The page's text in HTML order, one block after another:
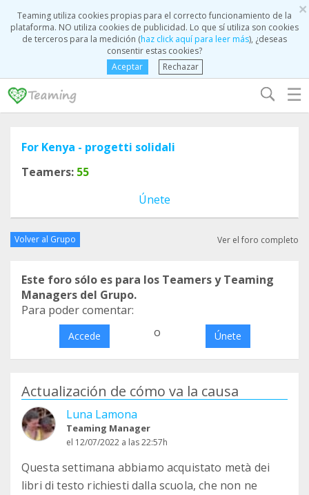
×
Teaming utiliza cookies propias para el correcto funcionamiento de la
plataforma. NO utiliza cookies de publicidad. Lo que sí utiliza son cookies
de terceros para la medición (haz click aquí para leer más), ¿deseas
consentir estas cookies?
Aceptar
Rechazar
☰
For Kenya - progetti solidali
Teamers: 55
Únete
Volver al Grupo Ver el foro completo
Este foro sólo es para los Teamers y Teaming
Managers del Grupo.
Para poder comentar:
Accede o Únete
Actualización de cómo va la causa
Luna Lamona
Teaming Manager
el 12/07/2022 a las 22:57h
Questa settimana abbiamo acquistato metà dei
libri di testo richiesti dalla scuola, che non ne